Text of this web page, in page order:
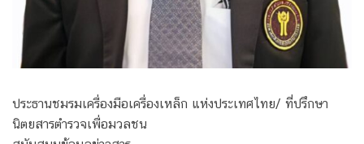
ประธานชมรมเครื่องมือเครื่องเหล็ก แห่งประเทศไทย/ ที่ปรึกษา
นิตยสารตำรวจเพื่อมวลชน